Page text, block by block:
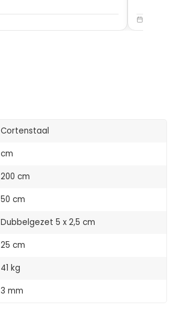
Cortenstaal
cm
200 cm
50 cm
Dubbelgezet 5 x 2,5 cm
25 cm
41 kg
3 mm